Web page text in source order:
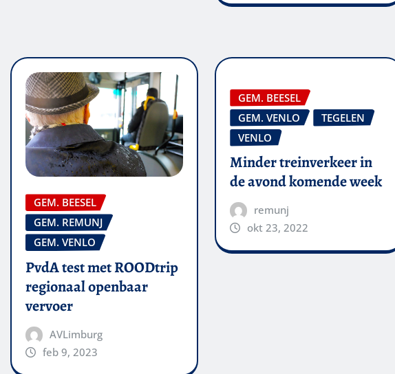
GEM. BEESEL
GEM. REMUNJ
GEM. VENLO
PvdA test met ROODtrip
regionaal openbaar
vervoer
AVLimburg
feb 9, 2023
GEM. BEESEL
GEM. VENLO
TEGELEN
VENLO
Minder treinverkeer in
de avond komende week
remunj
okt 23, 2022